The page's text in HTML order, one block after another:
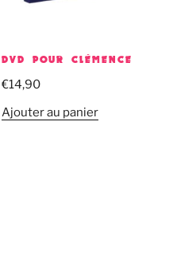
DVD POUR CLÉMENCE
€14,90
Ajouter au panier